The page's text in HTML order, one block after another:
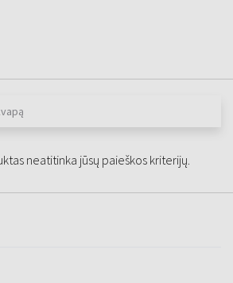
neatitinka jūsų paieškos kriterijų.